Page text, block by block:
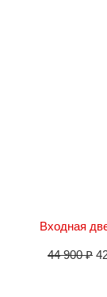
Входная
44 900₽